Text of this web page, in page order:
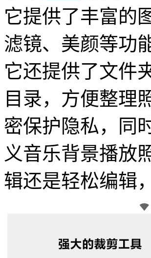
它提供了丰富的
滤镜、美颜等功
它还提供了文件
目录，方便整理
密保护隐私，同
义音乐背景播放
辑还是轻松编辑